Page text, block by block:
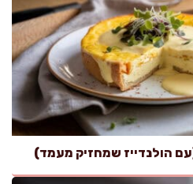
הולנדייז שמחזיק מעמד)